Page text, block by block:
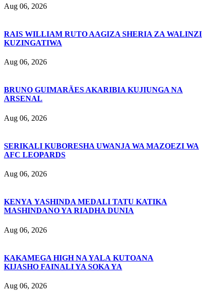
Aug 06, 2026
RAIS WILLIAM RUTO AAGIZA SHERIA ZA WALINZI
KUZINGATIWA
Aug 06, 2026
BRUNO GUIMARÃES AKARIBIA KUJIUNGA NA
ARSENAL
Aug 06, 2026
SERIKALI KUBORESHA UWANJA WA MAZOEZI WA
AFC LEOPARDS
Aug 06, 2026
KENYA YASHINDA MEDALI TATU KATIKA
MASHINDANO YA RIADHA DUNIA
Aug 06, 2026
KAKAMEGA HIGH NA YALA KUTOANA
KIJASHO FAINALI YA SOKA YA
Aug 06, 2026